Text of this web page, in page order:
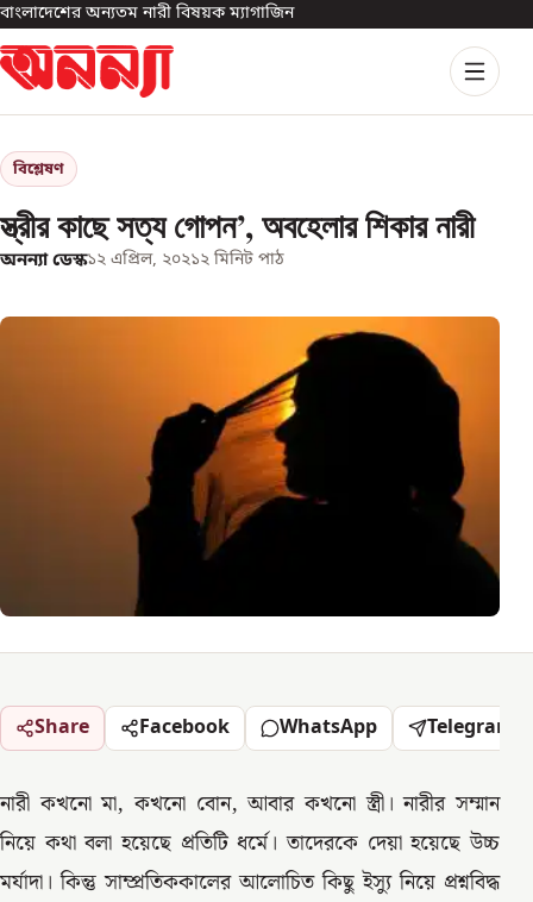
বাংলাদেশের অন্যতম নারী বিষয়ক ম্যাগাজিন
বিশ্লেষণ
স্ত্রীর কাছে সত্য গোপন’, অবহেলার শিকার নারী
অনন্যা ডেস্ক১২ এপ্রিল, ২০২১২ মিনিট পাঠ
Share Facebook WhatsApp Telegram
নারী কখনো মা, কখনো বোন, আবার কখনো স্ত্রী। নারীর সম্মান
নিয়ে কথা বলা হয়েছে প্রতিটি ধর্মে। তাদেরকে দেয়া হয়েছে উচ্চ
মর্যাদা। কিন্তু সাম্প্রতিককালের আলোচিত কিছু ইস্যু নিয়ে প্রশ্নবিদ্ধ